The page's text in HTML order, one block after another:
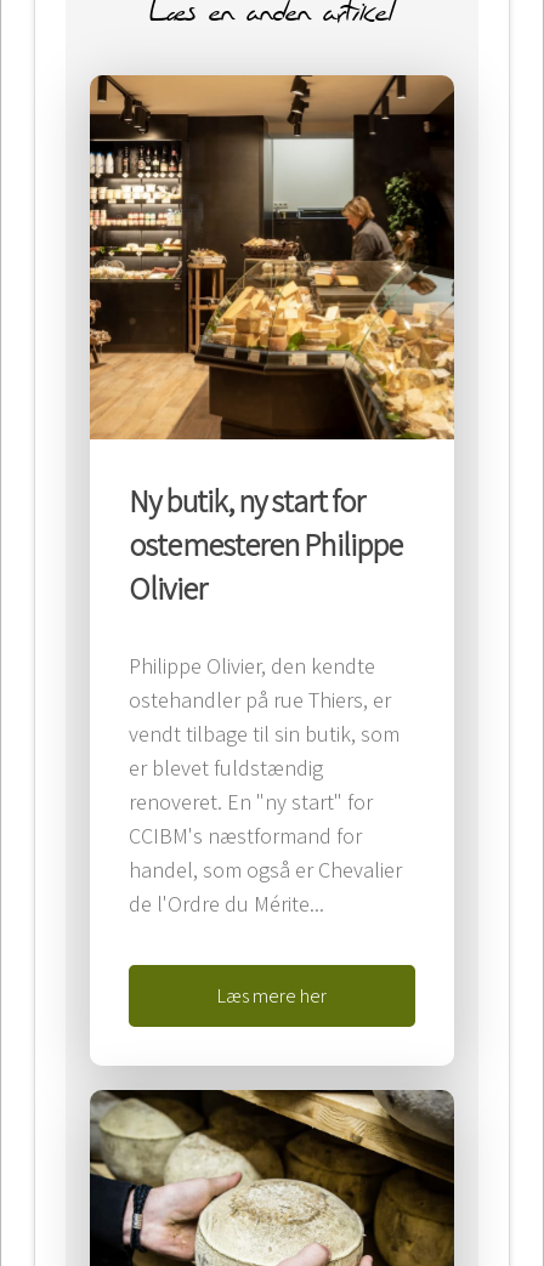
Ny butik, ny start for
ostemesteren Philippe
Olivier
Philippe Olivier, den kendte
ostehandler på rue Thiers, er
vendt tilbage til sin butik, som
er blevet fuldstændig
renoveret. En "ny start" for
CCIBM's næstformand for
handel, som også er Chevalier
de l'Ordre du Mérite...
Læs mere her